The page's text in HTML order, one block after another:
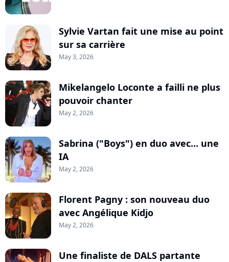
Sylvie Vartan fait une mise au point
sur sa carrière
May 3, 2026
Mikelangelo Loconte a failli ne plus
pouvoir chanter
May 2, 2026
Sabrina ("Boys") en duo avec... une
IA
May 2, 2026
Florent Pagny : son nouveau duo
avec Angélique Kidjo
May 2, 2026
Une finaliste de DALS partante